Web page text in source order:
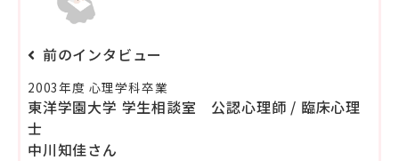
前のインタビュー
2003年度 心理学科卒業
東洋学園大学 学生相談室 公認心理師 / 臨床心理
士
中川知佳さん